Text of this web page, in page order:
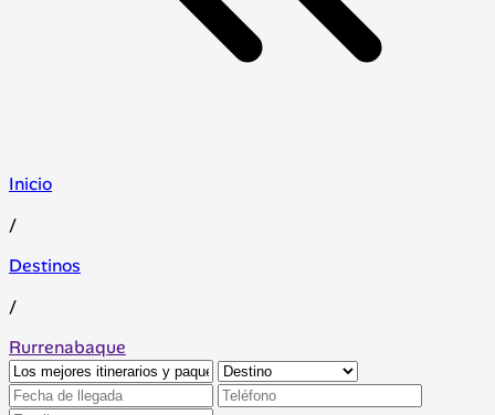
Inicio
/
Destinos
/
Rurrenabaque